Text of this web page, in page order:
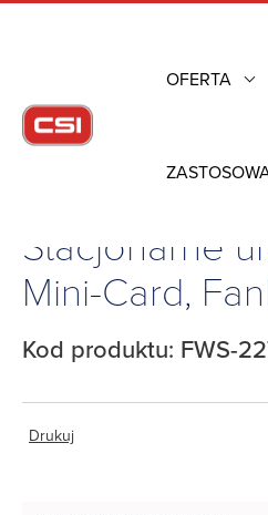
OFERTA
Komputery
Stacjonarne
Mini-Card,
Kod produktu: FWS-
Drukuj